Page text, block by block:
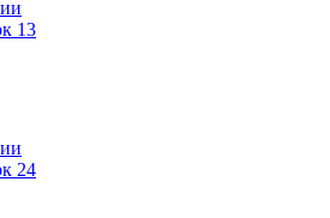
13
24